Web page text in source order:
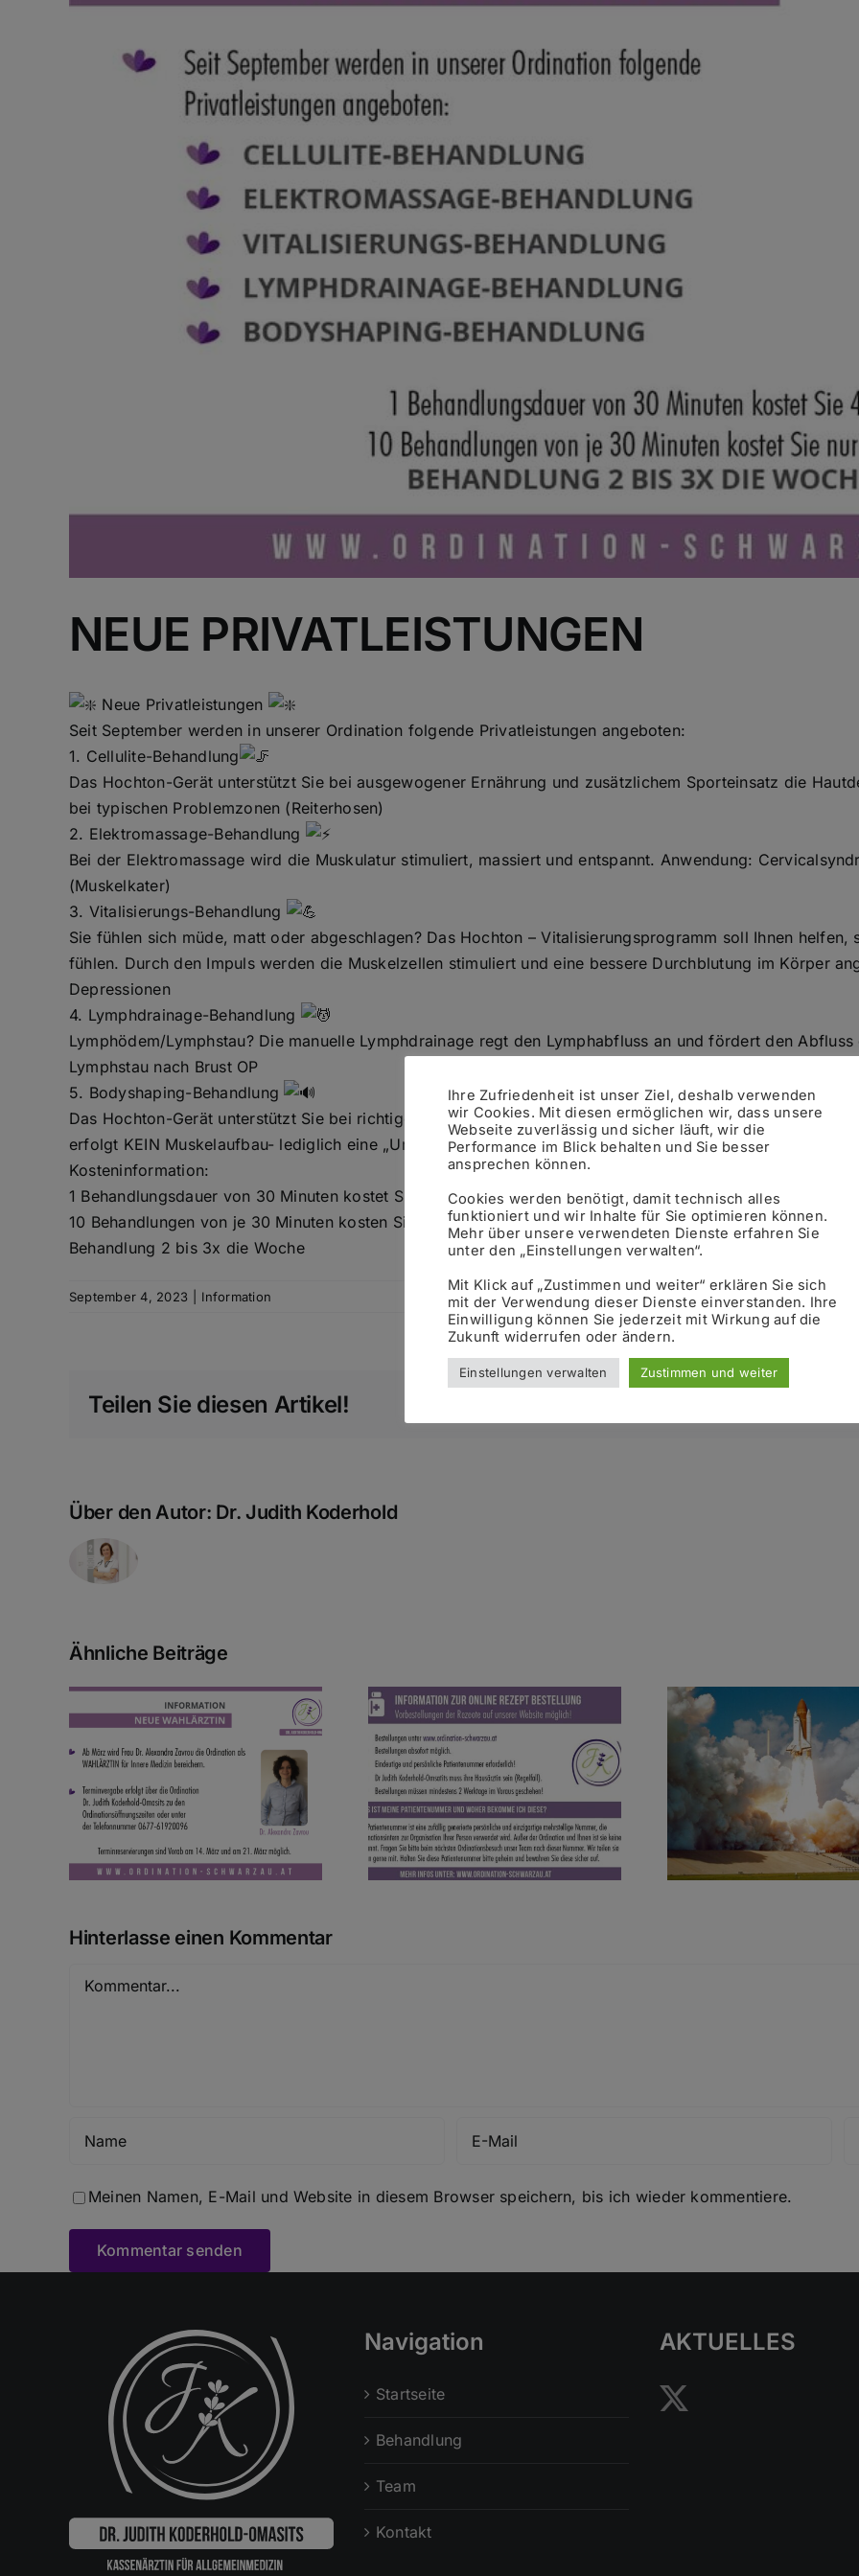
NEUE PRIVATLEISTUNGEN
Neue Privatleistungen
Seit September werden in unserer Ordination folgende Privatleistungen angeboten:
1. Cellulite-Behandlung
Das Hochton-Gerät unterstützt Sie bei ausgewogener Ernährung und zusätzlichem Sporteinsatz die
bei typischen Problemzonen (Reiterhosen)
2. Elektromassage-Behandlung
Bei der Elektromassage wird die Muskulatur stimuliert, massiert und entspannt. Anwendung:
(Muskelkater)
3. Vitalisierungs-Behandlung
Sie fühlen sich müde, matt oder abgeschlagen? Das Hochton – Vitalisierungsprogramm soll Ihnen
fühlen. Durch den Impuls werden die Muskelzellen stimuliert und eine bessere Durchblutung im Körper
Depressionen
4. Lymphdrainage-Behandlung
Lymphödem/Lymphstau? Die manuelle Lymphdrainage regt den Lymphabfluss an und fördert den
Lymphstau nach Brust OP
5. Bodyshaping-Behandlung
Das Hochton-Gerät unterstützt Sie bei richtiger Ernährung und zusätzlichem Sporteinsatz Ihren Körper
erfolgt KEIN Muskelaufbau- lediglich eine „Umformung“ ist das Ziel.
Kosteninformation:
1 Behandlungsdauer von 30 Minuten kostet Sie 47 €
10 Behandlungen von je 30 Minuten kosten Sie 420€
Behandlung 2 bis 3x die Woche
September 4, 2023 Information
Teilen Sie diesen Artikel!
Über den Autor: Dr. Judith Koderhold
Ähnliche Beiträge
Rezeptbestellsystem
Start der neuen
Website und
Onlineservices
Hinterlasse einen Kommentar
Meinen Namen, E-Mail und Website in diesem Browser speichern, bis ich wieder kommentiere.
Navigation
Startseite
Behandlung
Team
Kontakt
AKTUELLES
Ihre Zufriedenheit ist unser Ziel, deshalb verwenden
wir Cookies. Mit diesen ermöglichen wir, dass unsere
Webseite zuverlässig und sicher läuft, wir die
Performance im Blick behalten und Sie besser
ansprechen können.
Cookies werden benötigt, damit technisch alles
funktioniert und wir Inhalte für Sie optimieren können.
Mehr über unsere verwendeten Dienste erfahren Sie
unter den „Einstellungen verwalten“.
Mit Klick auf „Zustimmen und weiter“ erklären Sie sich
mit der Verwendung dieser Dienste einverstanden. Ihre
Einwilligung können Sie jederzeit mit Wirkung auf die
Zukunft widerrufen oder ändern.
Einstellungen verwalten Zustimmen und weiter